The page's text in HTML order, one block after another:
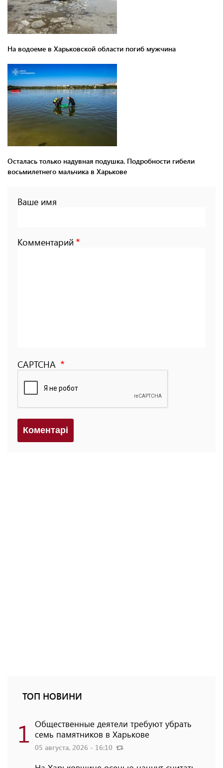
На водоеме в Харьковской области погиб мужчина
Осталась только надувная подушка. Подробности гибели
восьмилетнего мальчика в Харькове
Ваше имя
Комментарий
CAPTCHA
Коментарi
ТОП НОВИНИ
1 Общественные деятели требуют убрать
семь памятников в Харькове
05 августа, 2026 - 16:10